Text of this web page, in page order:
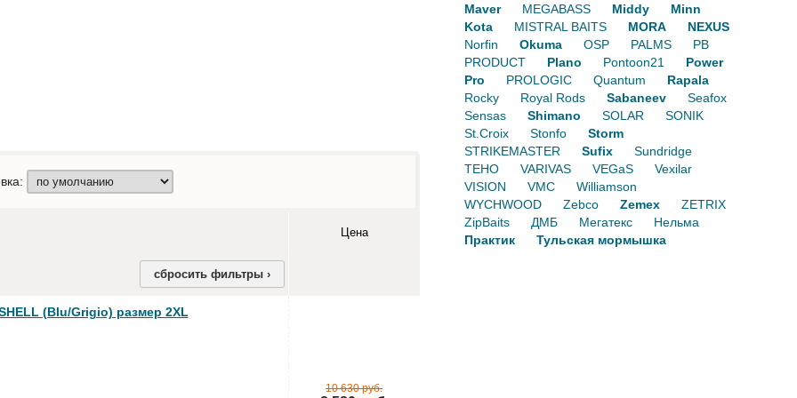
Цена
сбросить фильтры ›
(Blu/Grigio) размер 2XL
10 630 руб.
Maver MEGABASS Middy
Minn
Kota
MISTRAL BAITS MORA
NEXUS
Norfin
Okuma OSP PALMS
PB
PRODUCT
Plano Pontoon21
Power
Pro
PROLOGIC Quantum
Rapala
Rocky
Royal Rods Sabaneev
Seafox
Sensas
Shimano SOLAR
SONIK
St.Croix
Stonfo
Storm
STRIKEMASTER
Sufix
Sundridge
TEHO
VARIVAS VEGaS
Vexilar
VISION
VMC
Williamson
WYCHWOOD
Zebco Zemex
ZETRIX
ZipBaits
ДМБ Мегатекс
Нельма
Практик
Тульская мормышка